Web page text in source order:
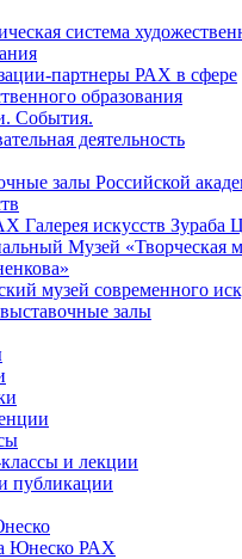
система
партнеры РАХ в сфере
образования
События.
деятельность
залы Российской
Галерея искусств Зураба
Музей «Творческая
музей современного
залы
и лекции
публикации
Юнеско РАХ